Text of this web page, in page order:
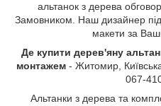
альтанок з дерева
Замовником. Наш дизайнер
макети за
Де купити дерев'яну
монтажем - Житомир,
067-
Альтанки з дерева та